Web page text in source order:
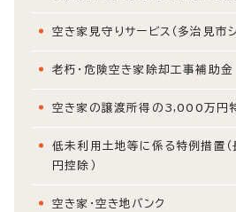
空き家見守りサービス（多治見市
老朽・危険空き家除却工事補助金
空き家の譲渡所得の3,000万円
低未利用土地等に係る特例措置
円控除）
空き家・空き地バンク